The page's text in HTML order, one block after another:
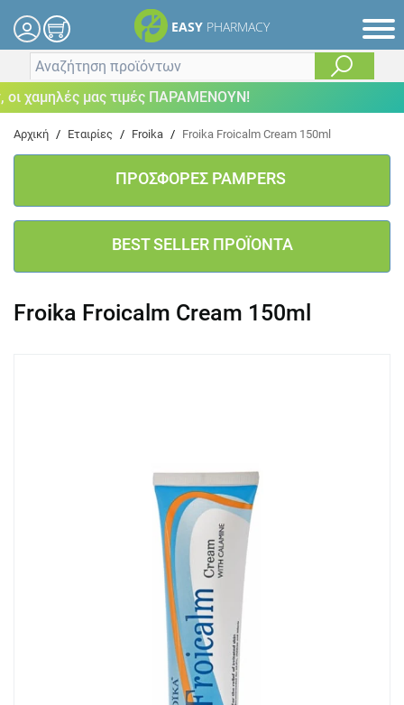
EASY PHARMACY
μας τιμές ΠΑΡΑΜΕΝΟΥΝ!
Αρχική / Εταιρίες / Froika / Froika Froicalm Cream 150ml
ΠΡΟΣΦΟΡΕΣ PAMPERS
BEST SELLER ΠΡΟΪΟΝΤΑ
Froika Froicalm Cream 150ml